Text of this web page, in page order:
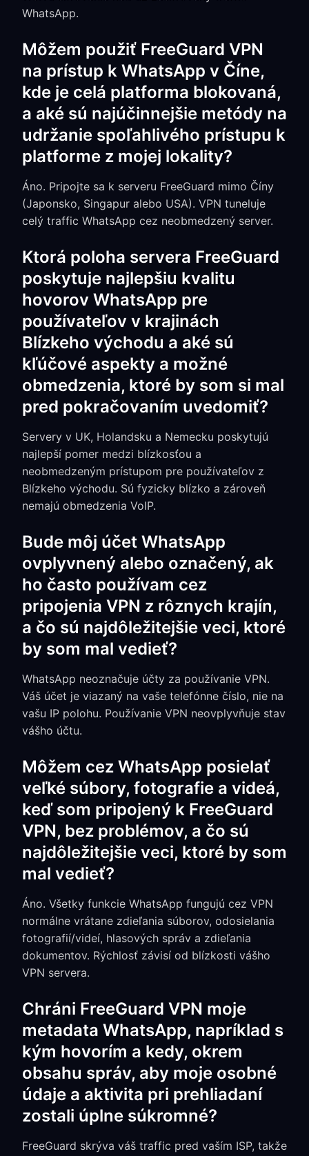
WhatsApp.
Môžem použiť FreeGuard VPN
na prístup k WhatsApp v Číne,
kde je celá platforma blokovaná,
a aké sú najúčinnejšie metódy na
udržanie spoľahlivého prístupu k
platforme z mojej lokality?
Áno. Pripojte sa k serveru FreeGuard mimo Číny
(Japonsko, Singapur alebo USA). VPN tuneluje
celý traffic WhatsApp cez neobmedzený server.
Ktorá poloha servera FreeGuard
poskytuje najlepšiu kvalitu
hovorov WhatsApp pre
používateľov v krajinách
Blízkeho východu a aké sú
kľúčové aspekty a možné
obmedzenia, ktoré by som si mal
pred pokračovaním uvedomiť?
Servery v UK, Holandsku a Nemecku poskytujú
najlepší pomer medzi blízkosťou a
neobmedzeným prístupom pre používateľov z
Blízkeho východu. Sú fyzicky blízko a zároveň
nemajú obmedzenia VoIP.
Bude môj účet WhatsApp
ovplyvnený alebo označený, ak
ho často používam cez
pripojenia VPN z rôznych krajín,
a čo sú najdôležitejšie veci, ktoré
by som mal vedieť?
WhatsApp neoznačuje účty za používanie VPN.
Váš účet je viazaný na vaše telefónne číslo, nie na
vašu IP polohu. Používanie VPN neovplyvňuje stav
vášho účtu.
Môžem cez WhatsApp posielať
veľké súbory, fotografie a videá,
keď som pripojený k FreeGuard
VPN, bez problémov, a čo sú
najdôležitejšie veci, ktoré by som
mal vedieť?
Áno. Všetky funkcie WhatsApp fungujú cez VPN
normálne vrátane zdieľania súborov, odosielania
fotografií/videí, hlasových správ a zdieľania
dokumentov. Rýchlosť závisí od blízkosti vášho
VPN servera.
Chráni FreeGuard VPN moje
metadata WhatsApp, napríklad s
kým hovorím a kedy, okrem
obsahu správ, aby moje osobné
údaje a aktivita pri prehliadaní
zostali úplne súkromné?
FreeGuard skrýva váš traffic pred vaším ISP, takže